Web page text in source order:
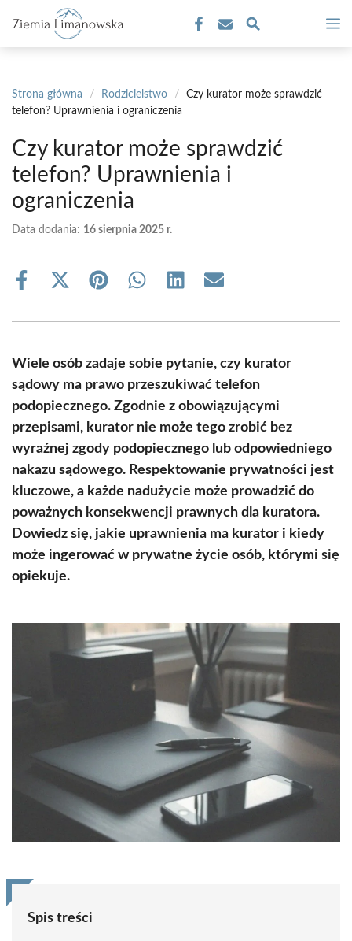
treści
Strona główna / Rodzicielstwo /
Czy kurator może sprawdzić
telefon? Uprawnienia i ograniczenia
Czy kurator może sprawdzić
telefon? Uprawnienia i
ograniczenia
Data dodania: 16 sierpnia 2025 r.
Share
Share
(Twitter)
Share Share Share Share
Wiele osób zadaje sobie pytanie, czy kurator
sądowy ma prawo przeszukiwać telefon
podopiecznego. Zgodnie z obowiązującymi
przepisami, kurator nie może tego zrobić bez
wyraźnej zgody podopiecznego lub odpowiedniego
nakazu sądowego. Respektowanie prywatności jest
kluczowe, a każde nadużycie może prowadzić do
poważnych konsekwencji prawnych dla kuratora.
Dowiedz się, jakie uprawnienia ma kurator i kiedy
może ingerować w prywatne życie osób, którymi się
opiekuje.
Spis treści